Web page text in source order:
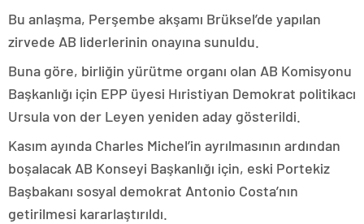
Bu anlaşma, Perşembe akşamı Brüksel’de yapılan
zirvede AB liderlerinin onayına sunuldu.
Buna göre, birliğin yürütme organı olan AB Komisyonu
Başkanlığı için EPP üyesi Hıristiyan Demokrat politikacı
Ursula von der Leyen yeniden aday gösterildi.
Kasım ayında Charles Michel’in ayrılmasının ardından
boşalacak AB Konseyi Başkanlığı için, eski Portekiz
Başbakanı sosyal demokrat Antonio Costa’nın
getirilmesi kararlaştırıldı.